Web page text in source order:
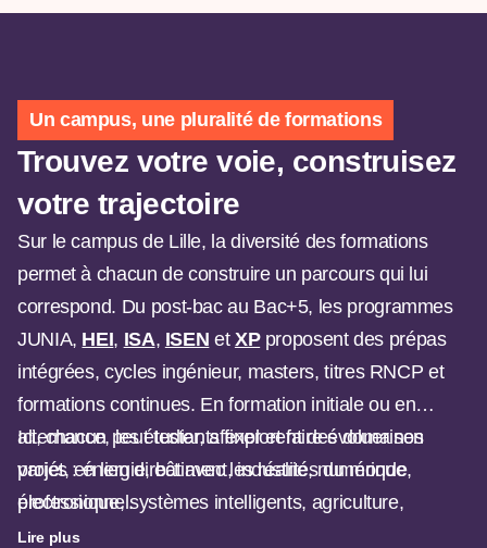
Un campus, une pluralité de formations
Trouvez votre voie, construisez
votre trajectoire
Sur le campus de Lille, la diversité des formations
permet à chacun de construire un parcours qui lui
correspond. Du post-bac au Bac+5, les programmes
JUNIA, HEI, ISA, ISEN et XPproposent des prépas
intégrées, cycles ingénieur, masters, titres RNCP et
formations continues. En formation initiale ou en
alternance, les étudiants explorent des domaines
variés : énergie, bâtiment, industrie, numérique,
électronique, systèmes intelligents, agriculture,
alimentation, environnement.
Ici, chacun peut tester, affiner et faire évoluer son
projet, en lien direct avec les réalités du monde
professionnel.
Lire plus